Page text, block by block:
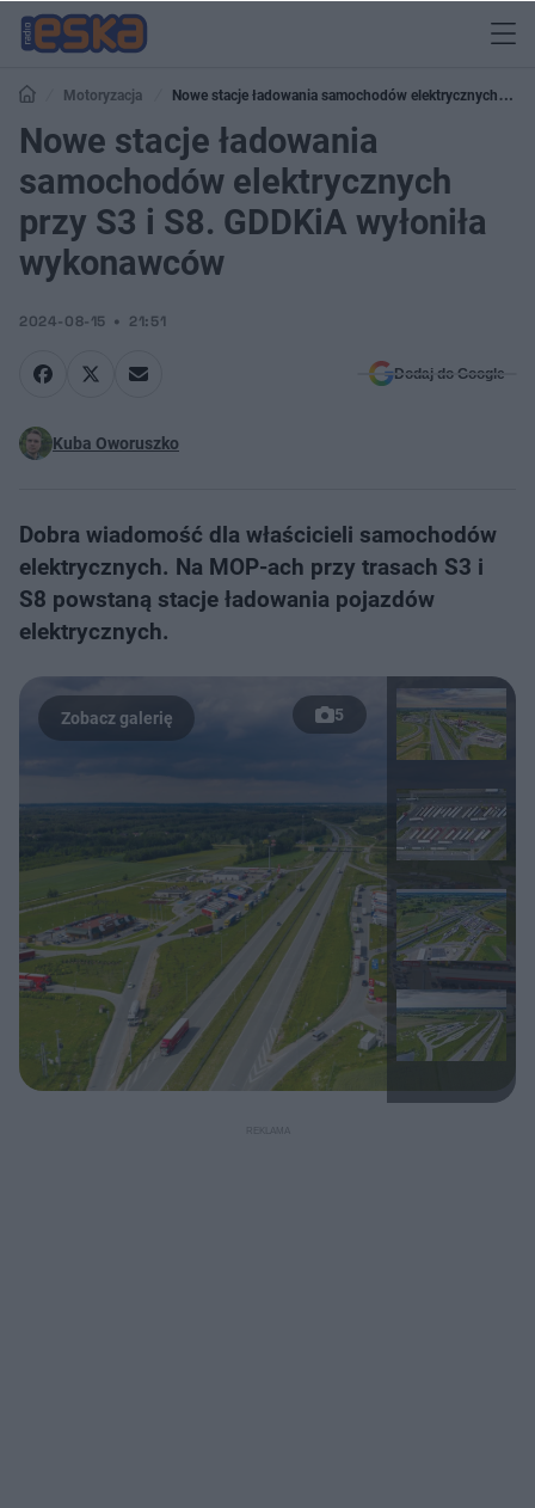
Motoryzacja
Nowe stacje ładowania samochodów elektrycznych przy
S3 i S8. GDDKiA wyłoniła wykonawców
Nowe stacje ładowania
samochodów elektrycznych
przy S3 i S8. GDDKiA wyłoniła
wykonawców
2024-08-15 21:51
Dodaj do Google
Kuba Oworuszko
Dobra wiadomość dla właścicieli samochodów
elektrycznych. Na MOP-ach przy trasach S3 i
S8 powstaną stacje ładowania pojazdów
elektrycznych.
5